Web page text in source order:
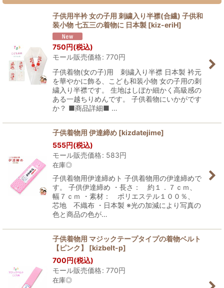
子供用半衿 女の子用 刺繍入り半襟(合繊) 子供和
装小物 七五三の着物に 日本製 [kiz-eriH]
750円(税込)
モール販売価格: 770円
子供着物(女の子)用 刺繍入り半襟 日本製 衿元
を華やかに飾る、こども和装小物 女の子用の刺
繍入り半襟です。 生地はしぼか細かく高級感の
ある一越ちりめんです。 子供着物にいかがです
か？ ■商品詳細■ …
子供着物用 伊達締め [kizdatejime]
555円(税込)
モール販売価格: 583円
在庫◎
子供着物用伊達締めト 子供着物用の伊達締めで
す。 子供伊達締め ・長さ： 約１．７ｃｍ、
幅７ｃｍ ・素材： ポリエステル１００％、
芯地 不織布 ・日本製 ※光の加減により写真の
色と商品の色が…
子供着物用 マジックテープタイプの着物ベルト
【ピンク】
[kizbelt-p]
700円(税込)
モール販売価格: 770円
在庫◎